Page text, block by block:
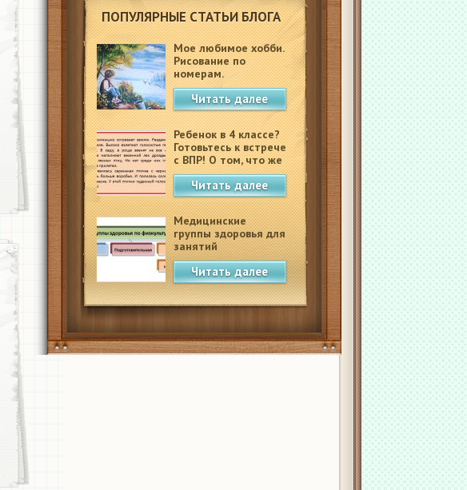
ПОПУЛЯРНЫЕ СТАТЬИ БЛОГА
Мое любимое хобби.
Рисование по
номерам.
Читать далее
Ребенок в 4 классе?
Готовьтесь к встрече
с ВПР! О том, что же
это такое.
Читать далее
Медицинские
группы здоровья для
занятий
физкультурой в
школеЧитать далее